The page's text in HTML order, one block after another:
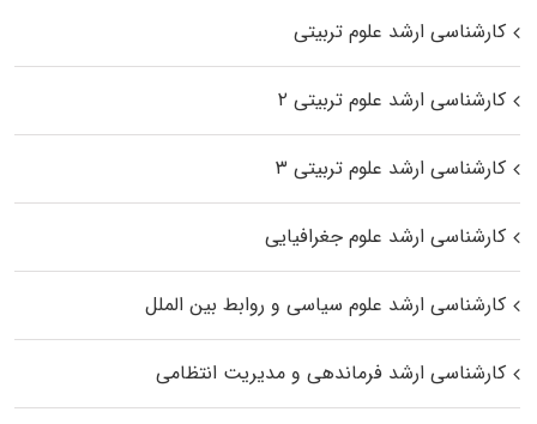
کارشناسی ارشد علوم تربیتی
کارشناسی ارشد علوم تربیتی ۲
کارشناسی ارشد علوم تربیتی ۳
کارشناسی ارشد علوم جغرافیایی
کارشناسی ارشد علوم سیاسی و روابط بین الملل
کارشناسی ارشد فرماندهی و مدیریت انتظامی